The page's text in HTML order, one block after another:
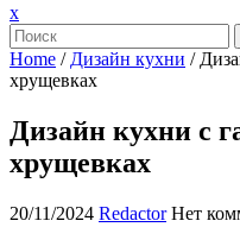
xЗакрыть
меню
Home / Дизайн кухни /
хрущевках
Дизайн кухни с
хрущевках
20/11/2024 Redactor Нет